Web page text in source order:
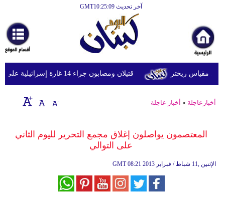
آخر تحديث GMT10:25:09
أخبارعاجلة
رياضة
ثقافة
إقتصاد
وموسيقى
قتيلان ومصابون جراء 14 غارة إسرائيلية على شرق وجنوب لبنان
أخبارعاجلة » أخبار عاجلة
المعتصمون يواصلون إغلاق مجمع التحرير لليوم الثاني
على التوالي
GMT 08:21 2013 الإثنين ,11 شباط / فبراير